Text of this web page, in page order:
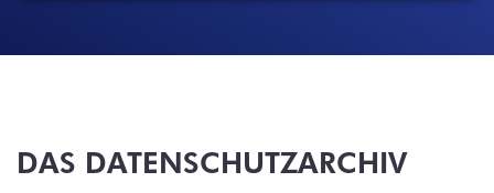
DAS DATENSCHUTZARCHIV